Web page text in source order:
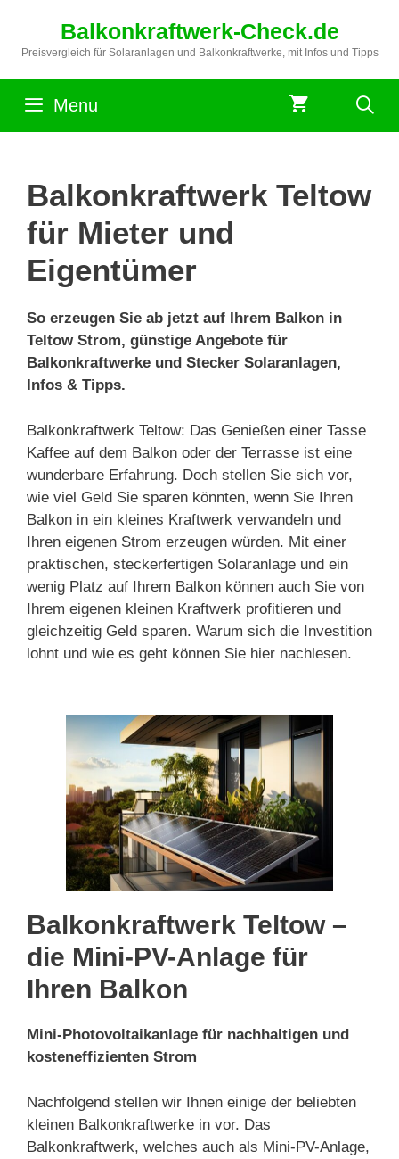
springen
Balkonkraftwerk-Check.de
Preisvergleich für Solaranlagen und Balkonkraftwerke, mit Infos und Tipps
Menu
Balkonkraftwerk Teltow
für Mieter und
Eigentümer
So erzeugen Sie ab jetzt auf Ihrem Balkon in
Teltow Strom, günstige Angebote für
Balkonkraftwerke und Stecker Solaranlagen,
Infos & Tipps.
Balkonkraftwerk Teltow: Das Genießen einer Tasse
Kaffee auf dem Balkon oder der Terrasse ist eine
wunderbare Erfahrung. Doch stellen Sie sich vor,
wie viel Geld Sie sparen könnten, wenn Sie Ihren
Balkon in ein kleines Kraftwerk verwandeln und
Ihren eigenen Strom erzeugen würden. Mit einer
praktischen, steckerfertigen Solaranlage und ein
wenig Platz auf Ihrem Balkon können auch Sie von
Ihrem eigenen kleinen Kraftwerk profitieren und
gleichzeitig Geld sparen. Warum sich die Investition
lohnt und wie es geht können Sie hier nachlesen.
Balkonkraftwerk Teltow –
die Mini-PV-Anlage für
Ihren Balkon
Mini-Photovoltaikanlage für nachhaltigen und
kosteneffizienten Strom
Nachfolgend stellen wir Ihnen einige der beliebten
kleinen Balkonkraftwerke in vor. Das
Balkonkraftwerk, welches auch als Mini-PV-Anlage,